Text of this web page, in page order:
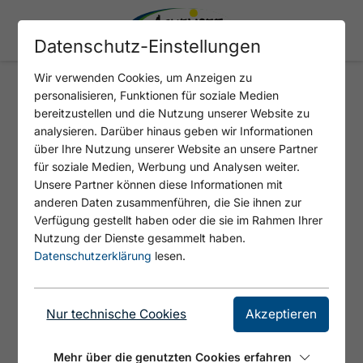
GIPFELERLEBNIS ROFAN
© Achensee Tourismus
Datenschutz-Einstellungen
Wir verwenden Cookies, um Anzeigen zu
personalisieren, Funktionen für soziale Medien
bereitzustellen und die Nutzung unserer Website zu
analysieren. Darüber hinaus geben wir Informationen
über Ihre Nutzung unserer Website an unsere Partner
für soziale Medien, Werbung und Analysen weiter.
Unsere Partner können diese Informationen mit
anderen Daten zusammenführen, die Sie ihnen zur
Verfügung gestellt haben oder die sie im Rahmen Ihrer
Nutzung der Dienste gesammelt haben.
Datenschutzerklärung lesen.
Nur technische Cookies Akzeptieren
Mehr über die genutzten Cookies erfahren